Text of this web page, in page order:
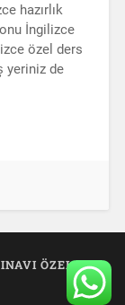
hazırlık
İngilizce
özel ders
yeriniz de
ÖZEL
UP ↑